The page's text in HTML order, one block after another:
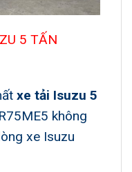
5 TẤN
xe tải Isuzu 5
không
xe Isuzu